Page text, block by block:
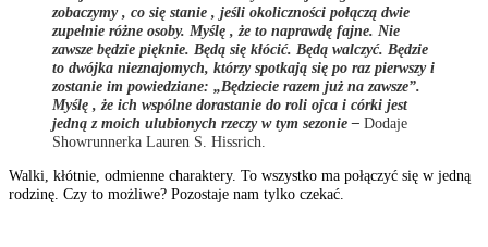
zobaczymy , co się stanie , jeśli okoliczności połączą dwie
zupełnie różne osoby. Myślę , że to naprawdę fajne. Nie
zawsze będzie pięknie. Będą się kłócić. Będą walczyć. Będzie
to dwójka nieznajomych, którzy spotkają się po raz pierwszy i
zostanie im powiedziane: „Będziecie razem już na zawsze”.
Myślę , że ich wspólne dorastanie do roli ojca i córki jest
jedną z moich ulubionych rzeczy w tym sezonie – Dodaje
Showrunnerka Lauren S. Hissrich.
Walki, kłótnie, odmienne charaktery. To wszystko ma połączyć się w jedną
rodzinę. Czy to możliwe? Pozostaje nam tylko czekać.